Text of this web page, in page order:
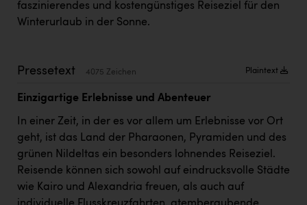
Karin Liedl
Kremsmüller Anlagenbau GmbH
Maximarkt
Oldtimer Raststationen und Motorhotels
faszinierendes und kostengünstiges Reiseziel für den
Winterurlaub in der Sonne.
Pressetext 4075 Zeichen Plaintext
Einzigartige Erlebnisse und Abenteuer
In einer Zeit, in der es vor allem um Erlebnisse vor Ort
geht, ist das Land der Pharaonen, Pyramiden und des
grünen Nildeltas ein besonders lohnendes Reiseziel.
Reisende können sich sowohl auf eindrucksvolle Städte
wie Kairo und Alexandria freuen, als auch auf